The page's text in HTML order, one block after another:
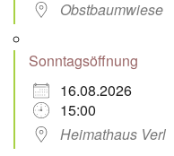
Obstbaumwiese
Sonntagsöffnung
16.08.2026
15:00
Heimathaus Verl